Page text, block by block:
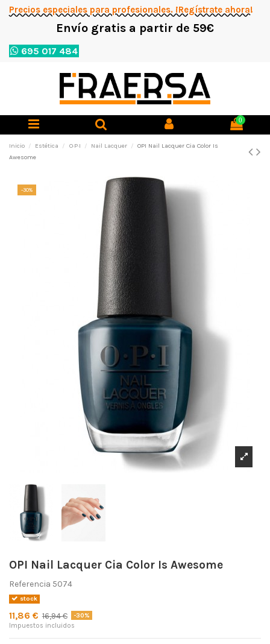
Precios especiales para profesionales. ¡Regístrate ahora!
Envío gratis a partir de 59€
695 017 484
0
Inicio Estética O·P·I Nail Lacquer
OPI Nail Lacquer Cia Color Is
Awesome
-30%
OPI Nail Lacquer Cia Color Is Awesome
Referencia 5074
stock
11,86 € 16,94 €
-30%
Impuestos incluidos